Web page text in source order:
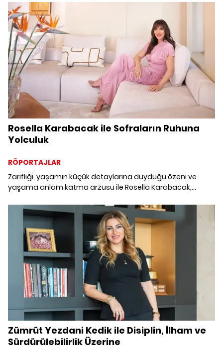
fetheden Türk ismi modacı Zeynep Kartal tasarımları
içinde sayfalarımıza taşıyoruz.
Rosella Karabacak ile Sofraların Ruhuna
Yolculuk
RÖPORTAJLAR
Zarifliği, yaşamın küçük detaylarına duyduğu özeni ve
yaşama anlam katma arzusu ile Rosella Karabacak,
heyecanını yaşadığı, annesi Ester Ennekavi'nin tarifleriyle
geçmişini ve geleceğini aynı sofrada buluşturan “Beyaz
Kiraz Reçeli” kitabına dair ise “Bu süreç aslında bir yolculuk
gibiydi” diyor.
Zümrüt Yezdani Kedik ile Disiplin, İlham ve
Sürdürülebilirlik Üzerine